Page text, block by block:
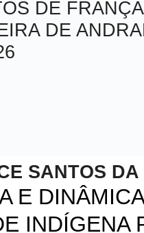
DE
DE
SANTOS DA
E
INDÍGENA